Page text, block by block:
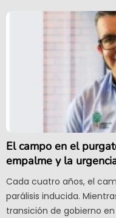
El campo en el
empalme y la
Cada cuatro años, el
parálisis inducida.
transición de gobierno